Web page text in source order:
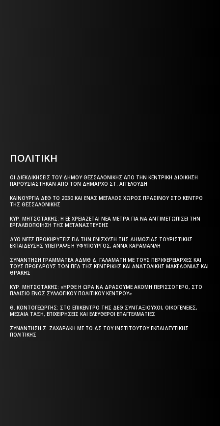
ΠΟΛΙΤΙΚΗ
ΟΙ ΔΙΕΚΔΙΚΉΣΕΙΣ ΤΟΥ ΔΉΜΟΥ ΘΕΣΣΑΛΟΝΊΚΗΣ ΑΠΌ ΤΗΝ ΚΕΝΤΡΙΚΉ ΔΙΟΊΚΗΣΗ
ΠΑΡΟΥΣΙΆΣΤΗΚΑΝ ΑΠΌ ΤΟΝ ΔΉΜΑΡΧΟ ΣΤ. ΑΓΓΕΛΟΎΔΗ
ΚΑΙΝΟΎΡΓΙΑ ΔΕΘ ΤΟ 2030 ΚΑΙ ΈΝΑΣ ΜΕΓΆΛΟΣ ΧΏΡΟΣ ΠΡΑΣΊΝΟΥ ΣΤΟ ΚΈΝΤΡΟ
ΤΗΣ ΘΕΣΣΑΛΟΝΊΚΗΣ
ΚΥΡ. ΜΗΤΣΟΤΆΚΗΣ: Η ΕΕ ΧΡΕΙΆΖΕΤΑΙ ΝΈΑ ΜΈΤΡΑ ΓΙΑ ΝΑ ΑΝΤΙΜΕΤΩΠΊΣΕΙ ΤΗΝ
ΕΡΓΑΛΕΙΟΠΟΊΗΣΗ ΤΗΣ ΜΕΤΑΝΆΣΤΕΥΣΗΣ
ΔΎΟ ΝΈΕΣ ΠΡΟΚΗΡΎΞΕΙΣ ΓΙΑ ΤΗΝ ΕΝΊΣΧΥΣΗ ΤΗΣ ΔΗΜΌΣΙΑΣ ΤΟΥΡΙΣΤΙΚΉΣ
ΕΚΠΑΊΔΕΥΣΗΣ ΥΠΈΓΡΑΨΕ Η ΥΦΥΠΟΥΡΓΌΣ, ΆΝΝΑ ΚΑΡΑΜΑΝΛΉ
ΣΥΝΆΝΤΗΣΗ ΓΡΑΜΜΑΤΈΑ ΑΔΜΘ Δ. ΓΑΛΑΜΆΤΗ ΜΕ ΤΟΥΣ ΠΕΡΙΦΕΡΕΙΆΡΧΕΣ ΚΑΙ
ΤΟΥΣ ΠΡΟΈΔΡΟΥΣ ΤΩΝ ΠΕΔ ΤΗΣ ΚΕΝΤΡΙΚΉΣ ΚΑΙ ΑΝΑΤΟΛΙΚΉΣ ΜΑΚΕΔΟΝΊΑΣ ΚΑΙ
ΘΡΆΚΗΣ
ΚΥΡ. ΜΗΤΣΟΤΆΚΗΣ: «ΉΡΘΕ Η ΏΡΑ ΝΑ ΔΡΆΣΟΥΜΕ ΑΚΌΜΗ ΠΕΡΙΣΣΌΤΕΡΟ, ΣΤΟ
ΠΛΑΊΣΙΟ ΕΝΌΣ ΣΥΛΛΟΓΙΚΟΎ ΠΟΛΙΤΙΚΟΎ ΚΈΝΤΡΟΥ»
Θ. ΚΟΝΤΟΓΕΏΡΓΗΣ: ΣΤΟ ΕΠΊΚΕΝΤΡΟ ΤΗΣ ΔΕΘ ΣΥΝΤΑΞΙΟΎΧΟΙ, ΟΙΚΟΓΈΝΕΙΕΣ,
ΜΕΣΑΊΑ ΤΆΞΗ, ΕΠΙΧΕΙΡΉΣΕΙΣ ΚΑΙ ΕΛΕΎΘΕΡΟΙ ΕΠΑΓΓΕΛΜΑΤΊΕΣ
ΣΥΝΆΝΤΗΣΗ Σ. ΖΑΧΑΡΆΚΗ ΜΕ ΤΟ ΔΣ ΤΟΥ ΙΝΣΤΙΤΟΎΤΟΥ ΕΚΠΑΙΔΕΥΤΙΚΉΣ
ΠΟΛΙΤΙΚΉΣ